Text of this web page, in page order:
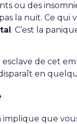
ou des
la nuit. Ce qui
. C’est la
de cet
en
implique que